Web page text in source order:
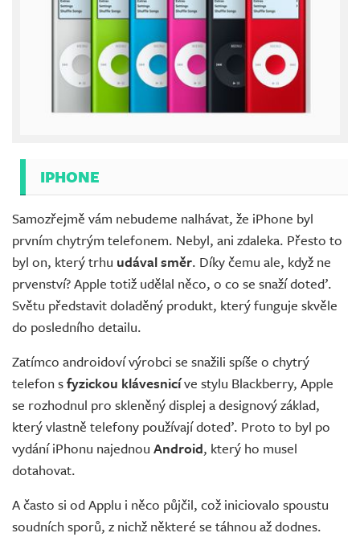
IPHONE
Samozřejmě vám nebudeme nalhávat, že iPhone byl
prvním chytrým telefonem. Nebyl, ani zdaleka. Přesto to
byl on, který trhu udával směr. Díky čemu ale, když ne
prvenství? Apple totiž udělal něco, o co se snaží doteď.
Světu představit doladěný produkt, který funguje skvěle
do posledního detailu.
Zatímco androidoví výrobci se snažili spíše o chytrý
telefon sfyzickou klávesnicíve stylu Blackberry, Apple
se rozhodnul pro skleněný displej a designový základ,
který vlastně telefony používají doteď. Proto to byl po
vydání iPhonu najednou Android, který ho musel
dotahovat.
A často si od Applu i něco půjčil, což iniciovalo spoustu
soudních sporů, z nichž některé se táhnou až dodnes.